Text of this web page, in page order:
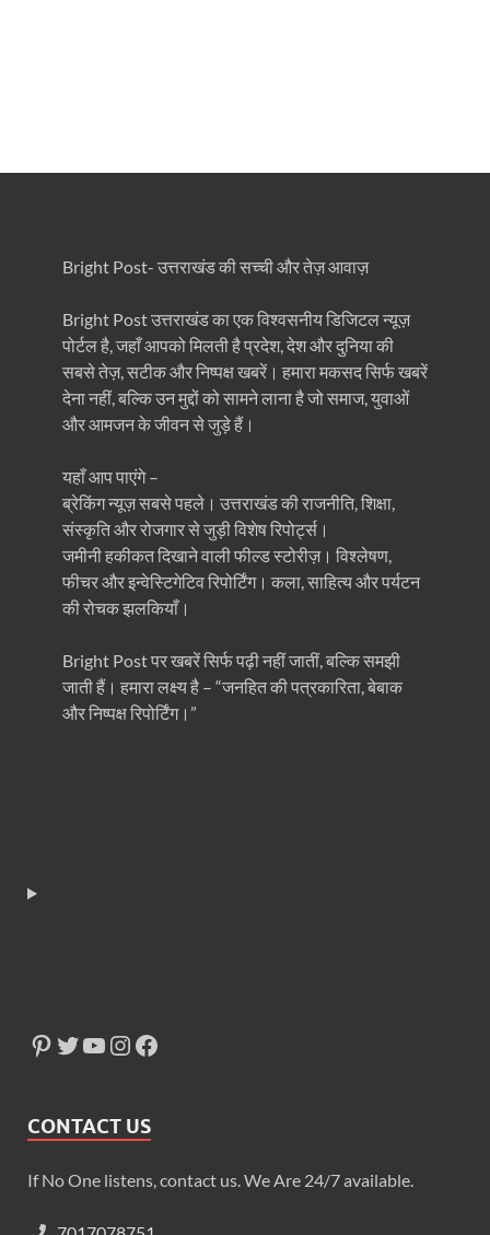
Bright Post- उत्तराखंड की सच्ची और तेज़ आवाज़
Bright Post उत्तराखंड का एक विश्वसनीय डिजिटल न्यूज़
पोर्टल है, जहाँ आपको मिलती है प्रदेश, देश और दुनिया की
सबसे तेज़, सटीक और निष्पक्ष खबरें। हमारा मकसद सिर्फ खबरें
देना नहीं, बल्कि उन मुद्दों को सामने लाना है जो समाज, युवाओं
और आमजन के जीवन से जुड़े हैं।
यहाँ आप पाएंगे –
ब्रेकिंग न्यूज़ सबसे पहले। उत्तराखंड की राजनीति, शिक्षा,
संस्कृति और रोजगार से जुड़ी विशेष रिपोर्ट्स।
जमीनी हकीकत दिखाने वाली फील्ड स्टोरीज़। विश्लेषण,
फीचर और इन्वेस्टिगेटिव रिपोर्टिंग। कला, साहित्य और पर्यटन
की रोचक झलकियाँ।
Bright Post पर खबरें सिर्फ पढ़ी नहीं जातीं, बल्कि समझी
जाती हैं। हमारा लक्ष्य है – “जनहित की पत्रकारिता, बेबाक
और निष्पक्ष रिपोर्टिंग।”
CONTACT US
If No One listens, contact us. We Are 24/7 available.